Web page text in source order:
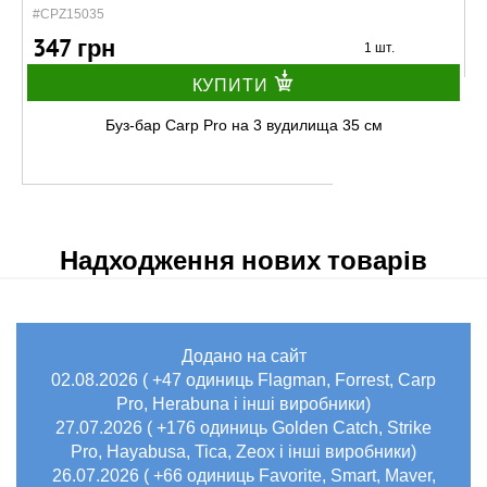
#CPZ15035
347 грн 1 шт.
КУПИТИ
Буз-бар Carp Pro на 3 вудилища 35 см
#CPZ13040
360 грн 1 шт.
КУПИТИ
Надходження нових товарів
Додано на сайт
02.08.2026 ( +47 одиниць Flagman, Forrest, Carp
Pro, Herabuna і інші виробники)
27.07.2026 ( +176 одиниць Golden Catch, Strike
Pro, Hayabusa, Tica, Zeox і інші виробники)
26.07.2026 ( +66 одиниць Favorite, Smart, Maver,